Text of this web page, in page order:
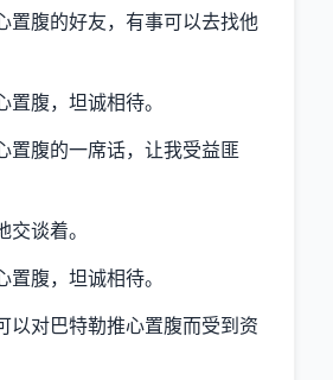
置腹的好友，有事可以去找他
置腹，坦诚相待。
置腹的一席话，让我受益匪
交谈着。
置腹，坦诚相待。
以对巴特勒推心置腹而受到资